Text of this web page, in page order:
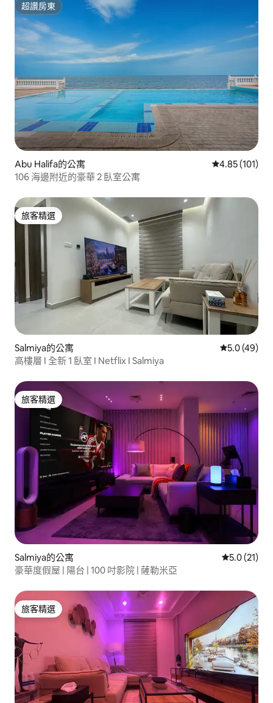
超讚房東
超讚房東
Abu Halifa的公寓 從 101 則評價
4.85 (101)
106 海邊附近的豪華 2 臥室公寓
旅客精選
旅客精選
Salmiya的公寓 從 49 則評
5.0 (49)
高樓層 I 全新 1 臥室 I Netflix I Salmiya
旅客精選
旅客精選
Salmiya的公寓 從 21 則評
5.0 (21)
豪華度假屋 | 陽台 | 100 吋影院 | 薩勒米亞
旅客精選
旅客精選